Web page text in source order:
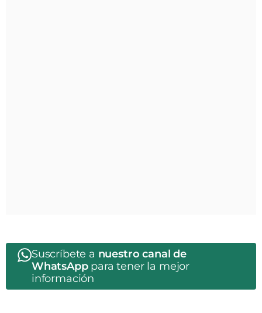
Suscríbete a nuestro canal de
WhatsApppara tener la mejor
información